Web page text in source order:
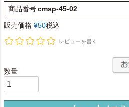
商品番号cmsp-45-02
販売価格 ¥50税込
レビューを書く